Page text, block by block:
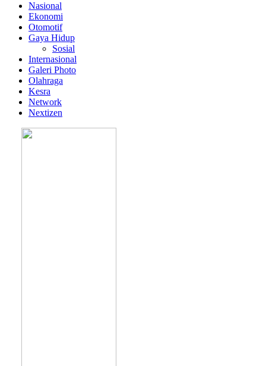
Nasional
Ekonomi
Otomotif
Gaya Hidup
Sosial
Internasional
Galeri Photo
Olahraga
Kesra
Network
Nextizen